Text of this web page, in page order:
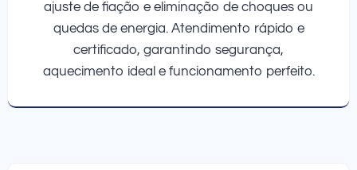
ajuste de fiação e eliminação de choques ou
quedas de energia. Atendimento rápido e
certificado, garantindo segurança,
aquecimento ideal e funcionamento perfeito.